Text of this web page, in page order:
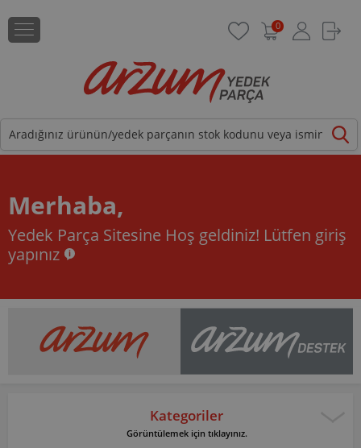
0
Merhaba,
Yedek Parça Sitesine Hoş geldiniz! Lütfen giriş
yapınız
Kategoriler
Görüntülemek için tıklayınız.